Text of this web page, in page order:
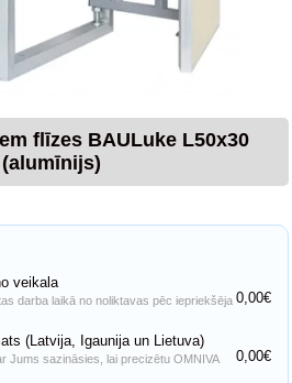
flīzes BAULuke L50x30
(alumīnijs)
veikala
darba laikā no noliktavas pēc iepriekšēja 0,00€
(Latvija, Igaunija un Lietuva)
Jums sazināsies, lai precizētu OMNIVA
0,00€